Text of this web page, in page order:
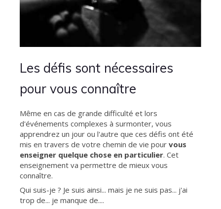
Les défis sont nécessaires
pour vous connaître
Même en cas de grande difficulté et lors
d'événements complexes à surmonter, vous
apprendrez un jour ou l'autre que ces défis ont été
mis en travers de votre chemin de vie pour vous
enseigner quelque chose en particulier. Cet
enseignement va permettre de mieux vous
connaître.
Qui suis-je ? Je suis ainsi... mais je ne suis pas... j'ai
trop de... je manque de....